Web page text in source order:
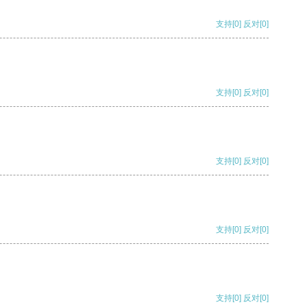
支持[0] 反对[0]
支持[0] 反对[0]
支持[0] 反对[0]
支持[0] 反对[0]
支持[0] 反对[0]